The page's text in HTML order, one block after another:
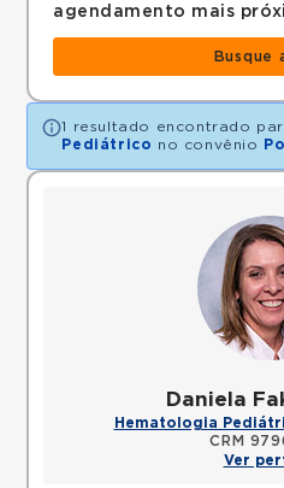
agendamento mais
Busque
1 resultado encontrado
Pediátrico no convênio
Daniela
Hematologia
CRM
Ver